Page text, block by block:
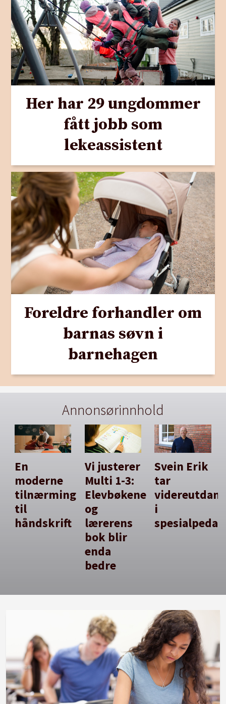
Her har 29 ungdommer
fått jobb som
lekeassistent
Foreldre forhandler om
barnas søvn i
barnehagen
Annonsørinnhold
En
moderne
tilnærming
til
håndskrift
Vi justerer
Multi 1-3:
Elevbøkene
og
lærerens
bok blir
enda
bedre
Svein Erik
tar
i